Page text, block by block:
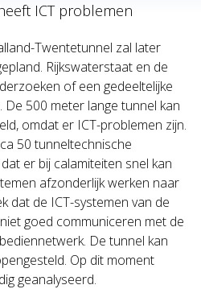
ICT problemen
Twentetunnel zal later
Rijkswaterstaat en de
of een gedeeltelijke
De 500 meter lange tunnel kan
omdat er ICT-problemen zijn.
50 tunneltechnische
er bij calamiteiten snel kan
afzonderlijk werken naar
dat de ICT-systemen van de
goed communiceren met de
De tunnel kan
Op dit moment
geanalyseerd.